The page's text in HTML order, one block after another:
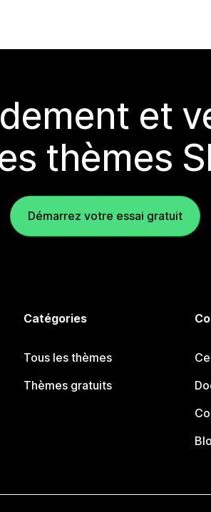
et
thèmes
Démarrez votre essai gratuit
Catégories
Tous les thèmes
Thèmes gratuits